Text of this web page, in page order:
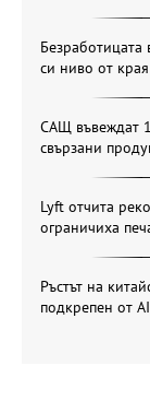
си ниво от
САЩ въвеждат
свързани
Lyft отчита
ограничиха
Ръстът на
подкрепен от